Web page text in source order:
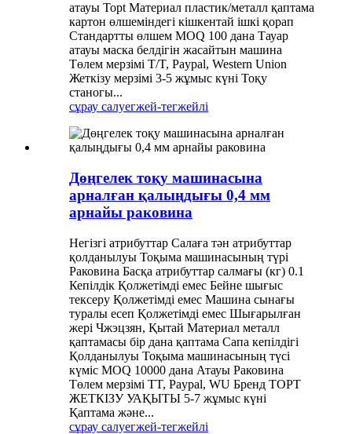
атауы Topt Материал пластик/металл қаптама
картон өлшеміндегі кішкентай ішкі қорап
Стандартты өлшем MOQ 100 дана Тауар
атауы маска белдігін жасайтын машина
Төлем мерзімі T/T, Paypal, Western Union
Жеткізу мерзімі 3-5 жұмыс күні Тоқу
станогы...
сұрау салуегжей-тегжейлі
Дөңгелек тоқу машинасына
арналған қалыңдығы 0,4 мм
арнайы раковина
Негізгі атрибуттар Салаға тән атрибуттар
қолданылуы Тоқыма машинасының түрі
Раковина Басқа атрибуттар салмағы (кг) 0.1
Кепілдік Қолжетімді емес Бейне шығыс
тексеру Қолжетімді емес Машина сынағы
туралы есеп Қолжетімді емес Шығарылған
жері Чжэцзян, Қытай Материал металл
қаптамасы бір дана қаптама Сапа кепілдігі
Қолданылуы Тоқыма машинасының түсі
күміс MOQ 10000 дана Атауы Раковина
Төлем мерзімі TT, Paypal, WU Бренд TOPT
ЖЕТКІЗУ УАҚЫТЫ 5-7 жұмыс күні
Қаптама және...
сұрау салуегжей-тегжейлі